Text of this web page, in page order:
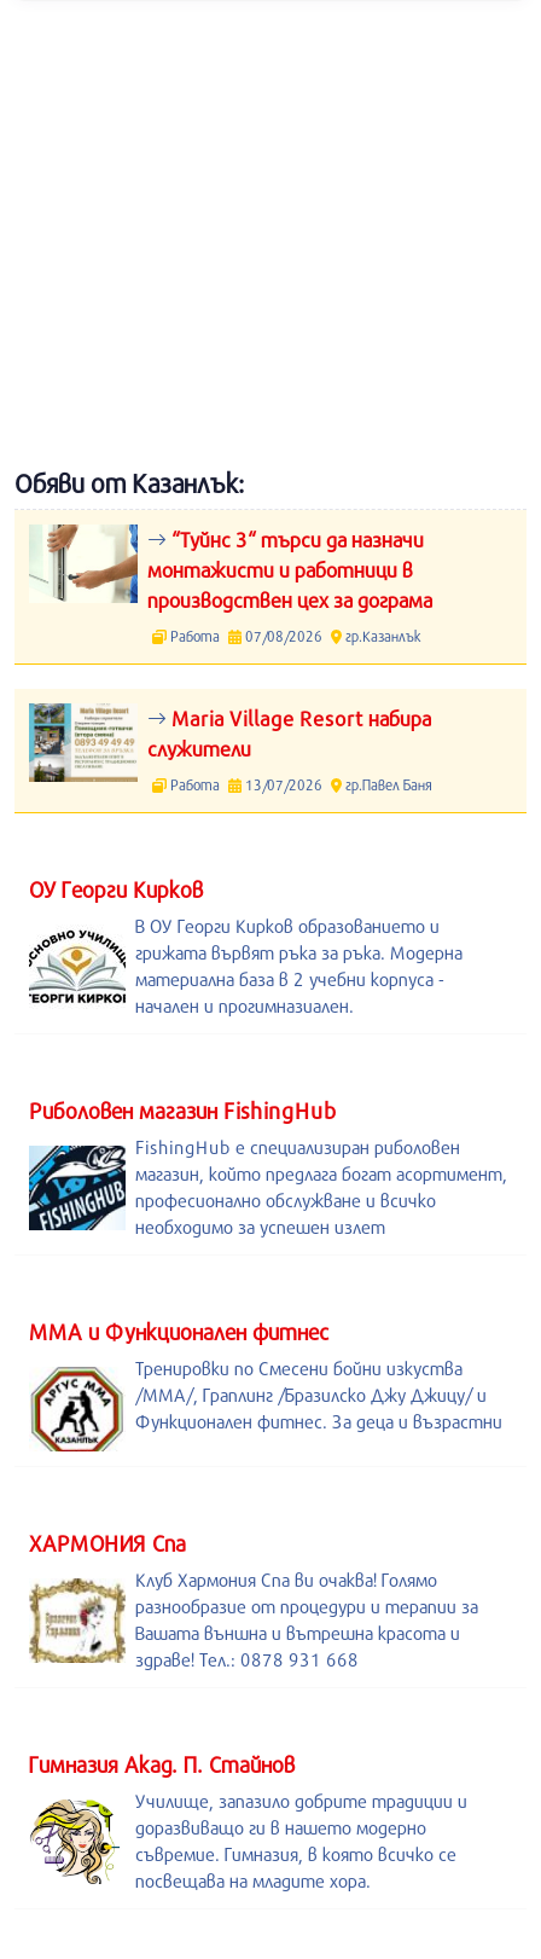
Обяви от Казанлък:
“Туйнс 3“ търси да назначи
монтажисти и работници в
производствен цех за дограма
Работа 07/08/2026 гр.Казанлък
Maria Village Resort набира
служители
Работа 13/07/2026 гр.Павел Баня
ОУ Георги Кирков
В ОУ Георги Кирков образованието и
грижата вървят ръка за ръка. Модерна
материална база в 2 учебни корпуса -
начален и прогимназиален.
Риболовен магазин FishingHub
FishingHub е специализиран риболовен
магазин, който предлага богат асортимент,
професионално обслужване и всичко
необходимо за успешен излет
ММА и Функционален фитнес
Тренировки по Смесени бойни изкуства
/MMA/, Граплинг /Бразилско Джу Джицу/ и
Функционален фитнес. За деца и възрастни
ХАРМОНИЯ Спа
Клуб Хармония Спа ви очаква! Голямо
разнообразие от процедури и терапии за
Вашата външна и вътрешна красота и
здраве! Тел.: 0878 931 668
Гимназия Акад. П. Стайнов
Училище, запазило добрите традиции и
доразвиващо ги в нашето модерно
съвремие. Гимназия, в която всичко се
посвещава на младите хора.